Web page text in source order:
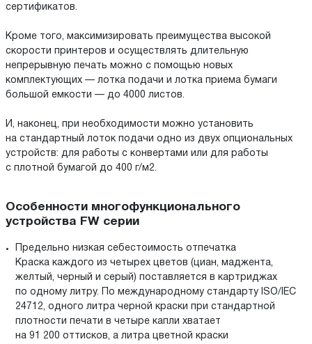
сертификатов.
Кроме того, максимизировать преимущества высокой
скорости принтеров и осуществлять длительную
непрерывную печать можно с помощью новых
комплектующих — лотка подачи и лотка приема бумаги
большой емкости — до 4000 листов.
И, наконец, при необходимости можно установить
на стандартный лоток подачи одно из двух опциональных
устройств: для работы с конвертами или для работы
с плотной бумагой до 400 г/м2.
Особенности многофункционального
устройства FW серии
Предельно низкая себестоимость отпечатка
Краска каждого из четырех цветов (циан, маджента,
желтый, черный и серый) поставляется в картриджах
по одному литру. По международному стандарту ISO/IEC
24712, одного литра черной краски при стандартной
плотности печати в четыре капли хватает
на 91 200 оттисков, а литра цветной краски